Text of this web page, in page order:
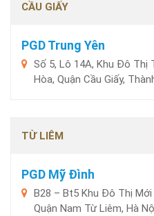
CẦU GIẤY
PGD Trung Yên
Số 5, Lô 14A, Khu Đô Thị
Hòa, Quận Cầu Giấy,
TỪ LIÊM
PGD Mỹ Đình
B28 – Bt5 Khu Đô Thị
Quận Nam Từ Liêm, Hà